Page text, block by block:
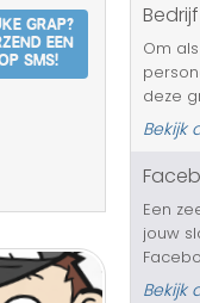
grap?
een
SMS!
Om
deze
dat
ze
Bekijk
Een
jouw
Bekijk